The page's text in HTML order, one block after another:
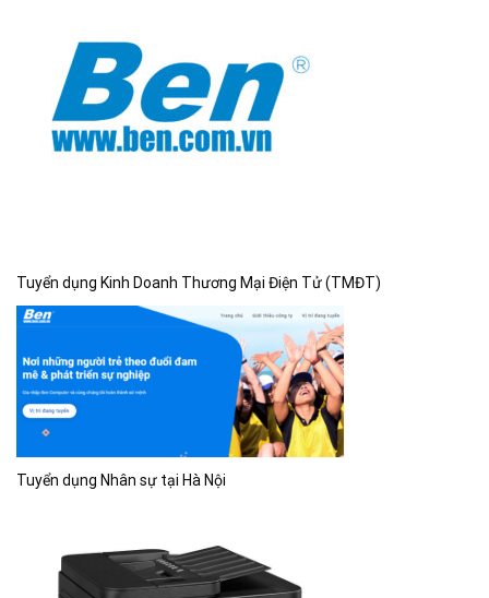
Tuyển dụng Kinh Doanh Thương Mại Điện Tử (TMĐT)
Tuyển dụng Nhân sự tại Hà Nội